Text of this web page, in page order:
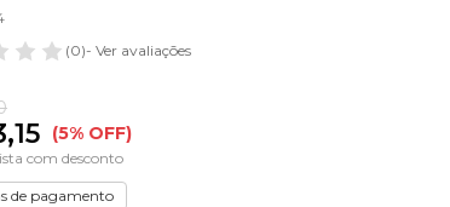
(0)- Ver avaliações
(5% OFF)
com desconto
de pagamento